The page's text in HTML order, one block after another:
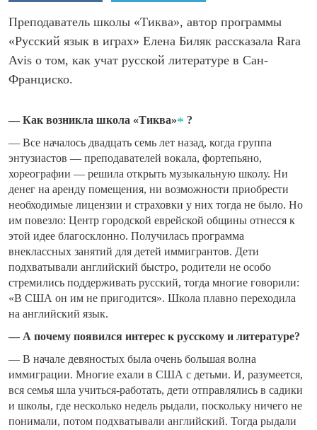
Преподаватель школы «Тиква», автор программы
«Русский язык в играх» Елена Биляк рассказала Rara
Avis о том, как учат русской литературе в Сан-
Франциско.
— Как возникла школа «Тиква»
?
— Все началось двадцать семь лет назад, когда группа
энтузиастов — преподавателей вокала, фортепьяно,
хореографии — решила открыть музыкальную школу. Ни
денег на аренду помещения, ни возможности приобрести
необходимые лицензии и страховки у них тогда не было. Но
им повезло: Центр городской еврейской общины отнесся к
этой идее благосклонно. Получилась программа
внеклассных занятий для детей иммигрантов. Дети
подхватывали английский быстро, родители не особо
стремились поддерживать русский, тогда многие говорили:
«В США он им не пригодится». Школа плавно переходила
на английский язык.
— А почему появился интерес к русскому и литературе?
— В начале девяностых была очень большая волна
иммиграции. Многие ехали в США с детьми. И, разумеется,
вся семья шла учиться-работать, дети отправлялись в садики
и школы, где несколько недель рыдали, поскольку ничего не
понимали, потом подхватывали английский. Тогда рыдали